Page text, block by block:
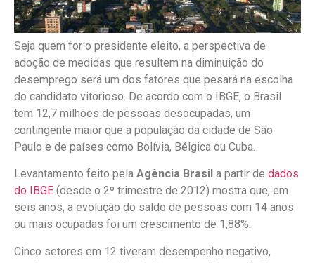
Seja quem for o presidente eleito, a perspectiva de
adoção de medidas que resultem na diminuição do
desemprego será um dos fatores que pesará na escolha
do candidato vitorioso. De acordo com o IBGE, o Brasil
tem 12,7 milhões de pessoas desocupadas, um
contingente maior que a população da cidade de São
Paulo e de países como Bolívia, Bélgica ou Cuba.
Levantamento feito pela Agência Brasil a partir de dados
do IBGE (desde o 2º trimestre de 2012) mostra que, em
seis anos, a evolução do saldo de pessoas com 14 anos
ou mais ocupadas foi um crescimento de 1,88%.
Cinco setores em 12 tiveram desempenho negativo,